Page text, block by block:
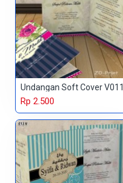
Undangan Soft Cover V011
Rp 2.500